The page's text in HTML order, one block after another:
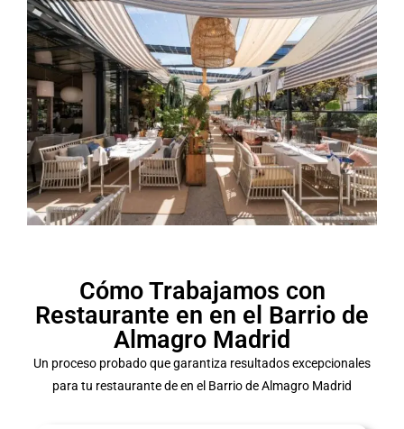
Cómo Trabajamos con
Restaurante en en el Barrio de
Almagro Madrid
Un proceso probado que garantiza resultados excepcionales
para tu restaurante de en el Barrio de Almagro Madrid